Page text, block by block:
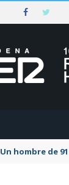
Un hombre de